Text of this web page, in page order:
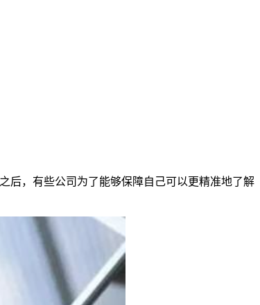
后，有些公司为了能够保障自己可以更精准地了解